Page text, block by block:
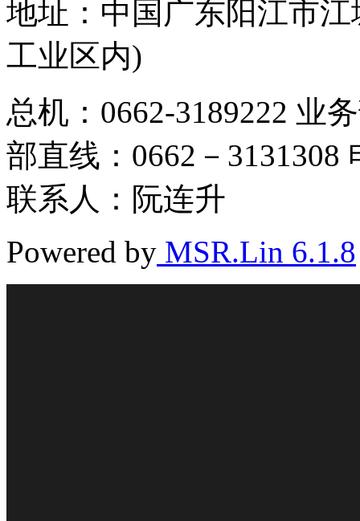
地址：中国广东阳江市
工业区内)
总机：0662-3189222 业
部直线：0662－3131308
联系人：阮连升
Powered by MSR.Lin 6.1.8